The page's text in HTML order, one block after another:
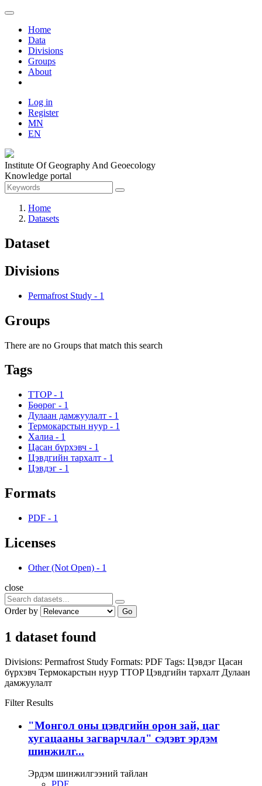
Home
Data
Divisions
Groups
About
Log in
Register
MN
EN
Institute Of Geography And Geoecology
Knowledge portal
Home
Datasets
Dataset
Divisions
Permafrost Study - 1
Groups
There are no Groups that match this search
Tags
TTOP - 1
Бөөрөг - 1
Дулаан дамжуулалт - 1
Термокарстын нуур - 1
Халиа - 1
Цасан бүрхэвч - 1
Цэвдгийн тархалт - 1
Цэвдэг - 1
Formats
PDF - 1
Licenses
Other (Not Open) - 1
close
Order by Go
1 dataset found
Divisions: Permafrost Study Formats: PDF Tags: Цэвдэг Цасан
бүрхэвч Термокарстын нуур TTOPЦэвдгийн тархалт Дулаан
дамжуулалт
Filter Results
"Монгол оны цэвдгийн орон зай, цаг
хугацааны загварчлал" сэдэвт эрдэм
шинжилг...
Эрдэм шинжилгээний тайлан